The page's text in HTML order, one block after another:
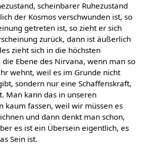
scheinbarer Ruhezustand
der Kosmos verschwunden ist, so
getreten ist, so zieht er sich
zurück, dann ist äußerlich
zieht sich in die höchsten
Ebene des Nirvana, wenn man so
wehnt, weil es im Grunde nicht
sondern nur eine Schaffenskraft,
Man kann das in unseren
kaum fassen, weil wir müssen es
und dann denkt man schon,
es ist ein Übersein eigentlich, es
Sein ist.